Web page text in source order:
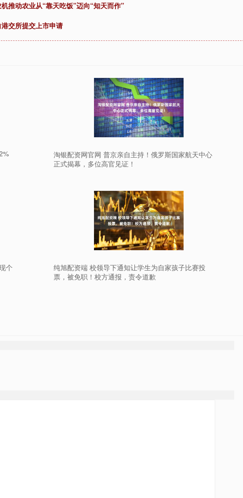
推动农业从“靠天吃饭”迈向“知天而作”
交所提交上市申请
淘银配资网官网 普京亲自主持！俄罗斯国家航天中心
正式揭幕，多位高官见证！
个
纯旭配资端 校领导下通知让学生为自家孩子比赛投
票，被免职！校方通报，责令道歉